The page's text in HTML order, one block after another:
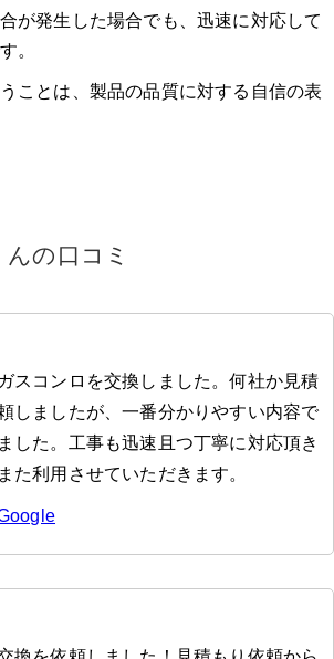
が発生した場合でも、迅速に対応して
。
ことは、製品の品質に対する自信の表
の口コミ
スコンロを交換しました。何社か見積
しましたが、一番分かりやすい内容で
した。工事も迅速且つ丁寧に対応頂き
た利用させていただきます。